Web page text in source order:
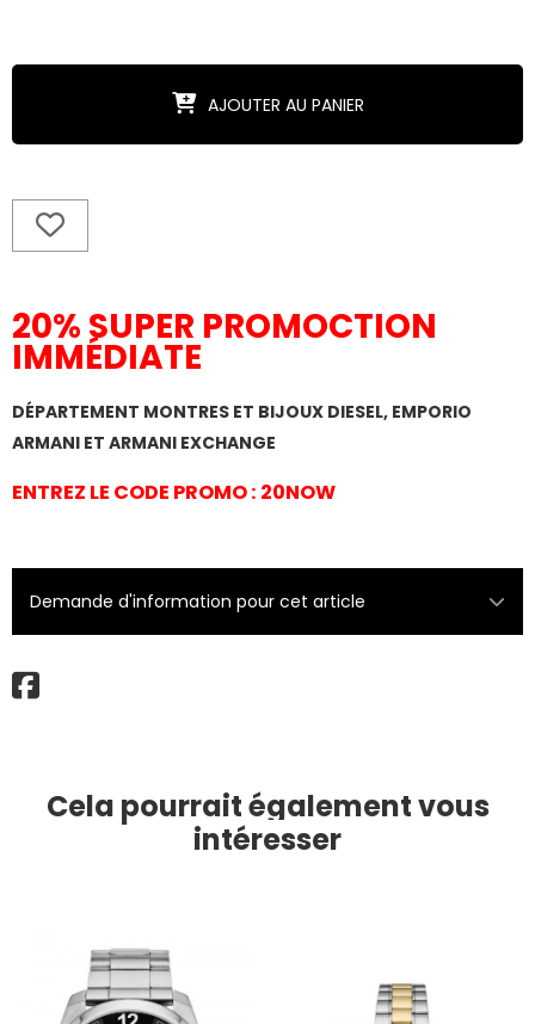
AJOUTER AU PANIER
20% SUPER PROMOCTION
IMMÉDIATE
DÉPARTEMENT MONTRES ET BIJOUX DIESEL, EMPORIO
ARMANI ET ARMANI EXCHANGE
ENTREZ LE CODE PROMO : 20NOW
Demande d'information pour cet article
Cela pourrait également vous
intéresser